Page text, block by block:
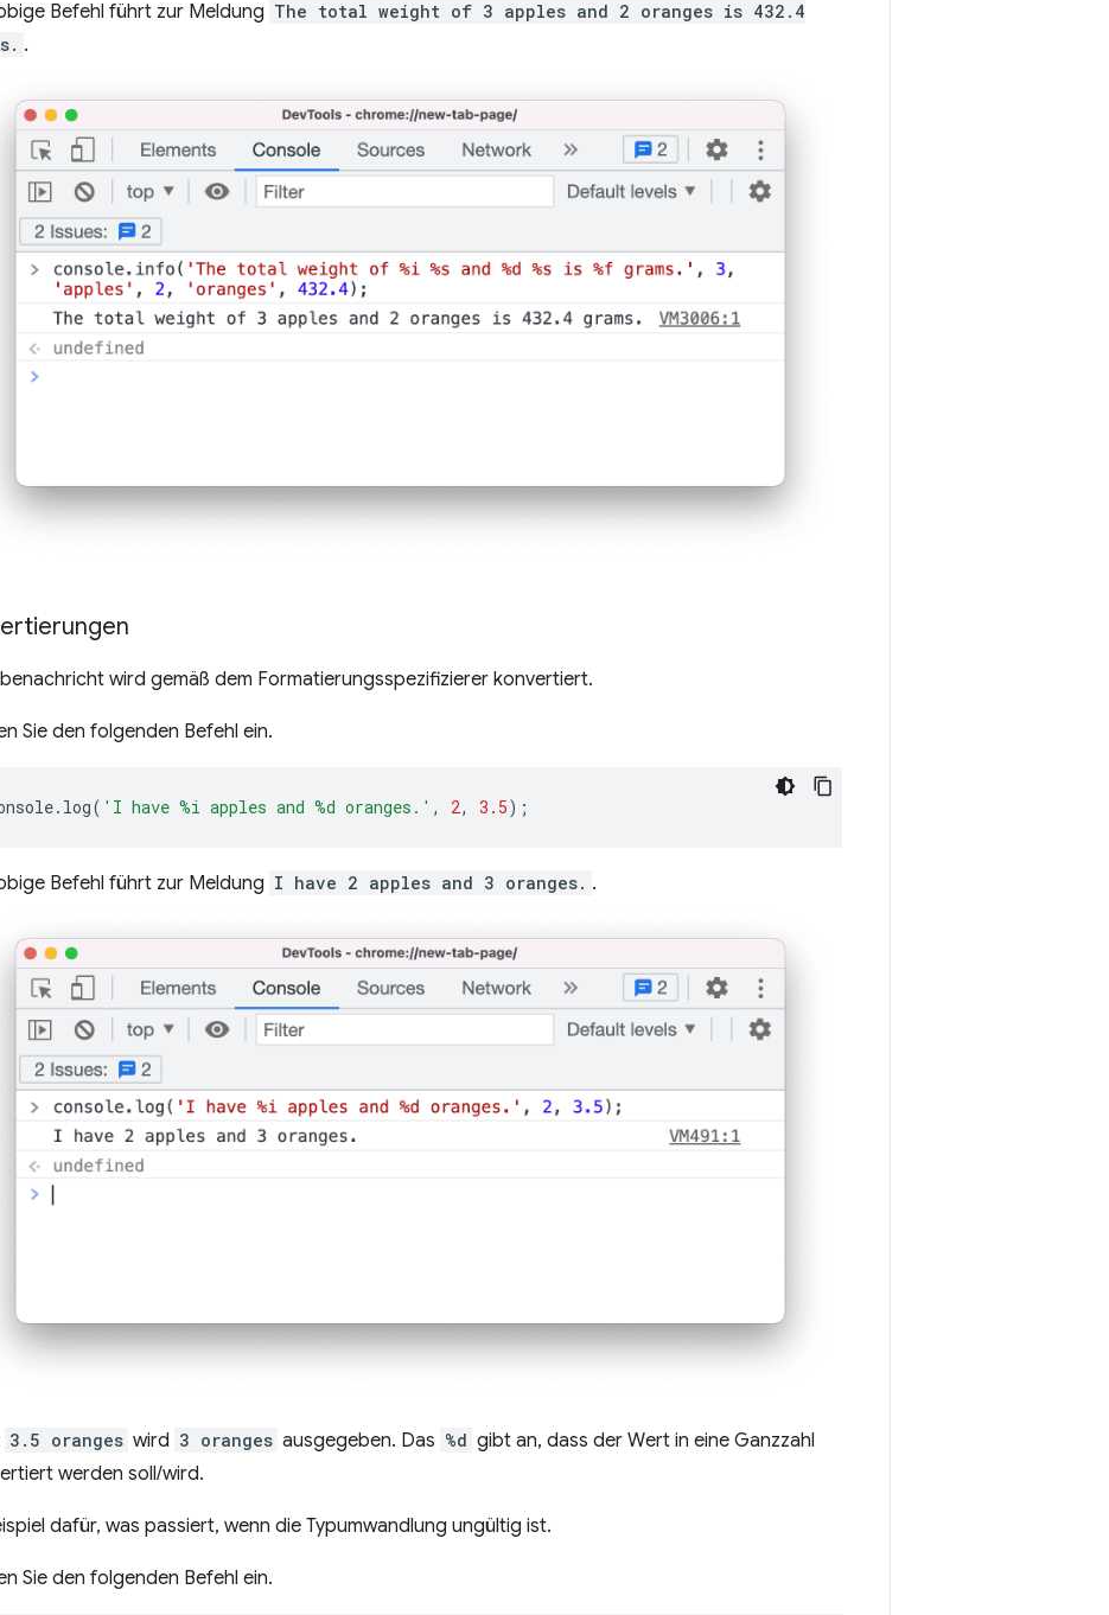
Befehl führt zur Meldung The total weight of 3 apples and 2 oranges is 432.4
.
wird gemäß dem Formatierungsspezifizierer konvertiert.
Sie den folgenden Befehl ein.
. log( 'I have %i apples and %d oranges.' , 2, 3.5);
Befehl führt zur Meldung I have 2 apples and 3 oranges. .
3.5 oranges wird 3 oranges ausgegeben. Das %d gibt an, dass der Wert in eine Ganzzahl
werden soll/wird.
dafür, was passiert, wenn die Typumwandlung ungültig ist.
Sie den folgenden Befehl ein.